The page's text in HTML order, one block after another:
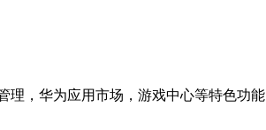
理，华为应用市场，游戏中心等特色功能